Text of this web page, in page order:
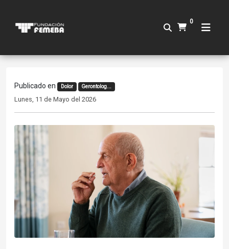
0
Publicado en Dolor Gerontolog...
Lunes, 11 de Mayo del 2026